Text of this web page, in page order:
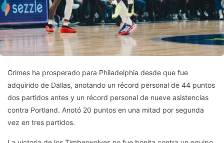
Grimes ha prosperado para Philadelphia desde que fue
adquirido de Dallas, anotando un récord personal de 44 puntos
dos partidos antes y un récord personal de nueve asistencias
contra Portland. Anotó 20 puntos en una mitad por segunda
vez en tres partidos.